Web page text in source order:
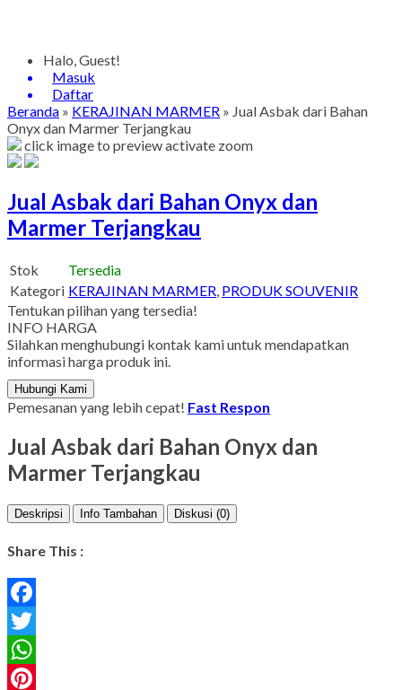
Halo, Guest!
Masuk
Daftar
Beranda » KERAJINAN MARMER » Jual Asbak dari Bahan
Onyx dan Marmer Terjangkau
click image to previewactivate zoom
Jual Asbak dari Bahan Onyx dan
Marmer Terjangkau
Stok
Tersedia
Kategori KERAJINAN MARMER, PRODUK SOUVENIR
Tentukan pilihan yang tersedia!
INFO HARGA
Silahkan menghubungi kontak kami untuk mendapatkan
informasi harga produk ini.
Hubungi Kami
Pemesanan yang lebih cepat! Fast Respon
Jual Asbak dari Bahan Onyx dan
Marmer Terjangkau
Deskripsi Info Tambahan Diskusi (0)
Share This :
Facebook
Twitter
WhatsApp